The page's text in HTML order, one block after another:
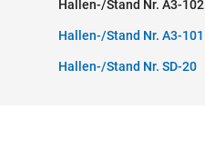
Hallen-/Stand Nr. A3-102
Hallen-/Stand Nr. A3-101
Hallen-/Stand Nr. SD-20